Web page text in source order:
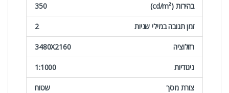
בהירות (cd/m²) 350
זמן תגובה במילי שניות 2
רזולוציה 3480X2160
ניגודיות 1:1000
צורת מסך שטוח